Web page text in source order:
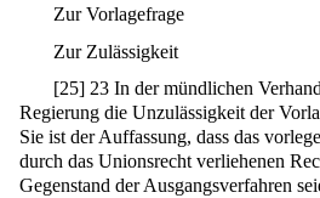
Zur Vorlagefrage
Zur Zulässigkeit
[25] 23 In der mündlichen
Regierung die Unzulässigkeit der
Sie ist der Auffassung, dass das
durch das Unionsrecht verliehenen
Gegenstand der Ausgangsverfahren